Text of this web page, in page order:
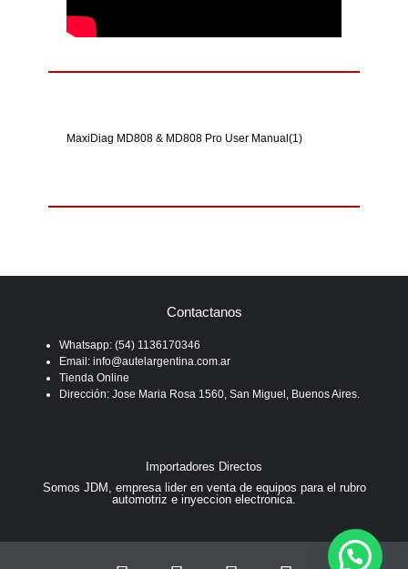
MaxiDiag MD808 & MD808 Pro User Manual(1)
Contactanos
Whatsapp: (54) 1136170346
Email: info@autelargentina.com.ar
Tienda Online
Dirección: Jose Maria Rosa 1560, San Miguel, Buenos Aires.
Importadores Directos
Somos JDM, empresa lider en venta de equipos para el rubro
automotriz e inyeccion electronica.